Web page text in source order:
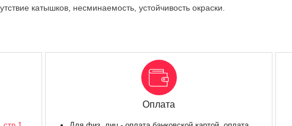
катышков, несминаемость, устойчивость окраски.
Оплата